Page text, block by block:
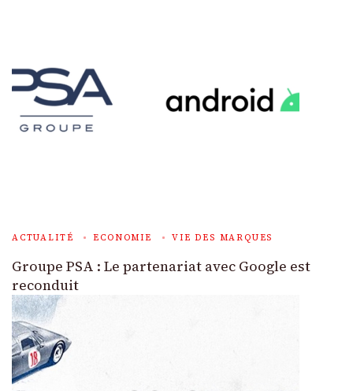
ACTUALITÉ ECONOMIE VIE DES MARQUES
Groupe PSA : Le partenariat avec Google est
reconduit